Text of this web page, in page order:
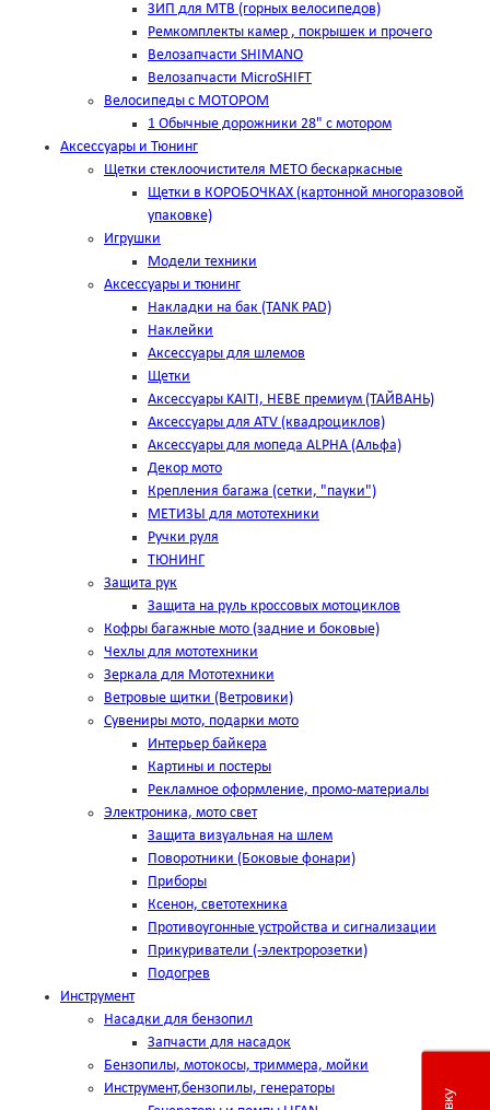
ЗИП для MTB (горных велосипедов)
Ремкомплекты камер , покрышек и прочего
Велозапчасти SHIMANO
Велозапчасти MicroSHIFT
Велосипеды с МОТОРОМ
1 Обычные дорожники 28" с мотором
Аксессуары и Тюнинг
Щетки стеклоочистителя METO бескаркасные
Щетки в КОРОБОЧКАХ (картонной многоразовой
упаковке)
Игрушки
Модели техники
Аксессуары и тюнинг
Накладки на бак (TANK PAD)
Наклейки
Аксессуары для шлемов
Щетки
Аксессуары KAITI, HEBE премиум (ТАЙВАНЬ)
Аксессуары для ATV (квадроциклов)
Аксессуары для мопеда ALPHA (Альфа)
Декор мото
Крепления багажа (сетки, "пауки")
МЕТИЗЫ для мототехники
Ручки руля
ТЮНИНГ
Защита рук
Защита на руль кроссовых мотоциклов
Кофры багажные мото (задние и боковые)
Чехлы для мототехники
Зеркала для Мототехники
Ветровые щитки (Ветровики)
Сувениры мото, подарки мото
Интерьер байкера
Картины и постеры
Рекламное оформление, промо-материалы
Электроника, мото свет
Защита визуальная на шлем
Поворотники (Боковые фонари)
Приборы
Ксенон, светотехника
Противоугонные устройства и сигнализации
Прикуриватели (-электророзетки)
Подогрев
Инструмент
Насадки для бензопил
Запчасти для насадок
Бензопилы, мотокосы, триммера, мойки
Инструмент,бензопилы, генераторы